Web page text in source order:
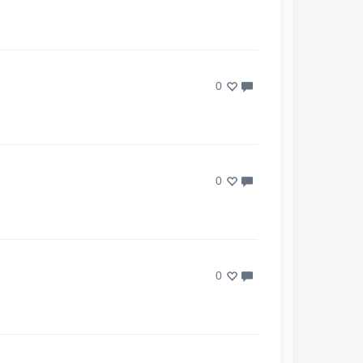
0
0
0